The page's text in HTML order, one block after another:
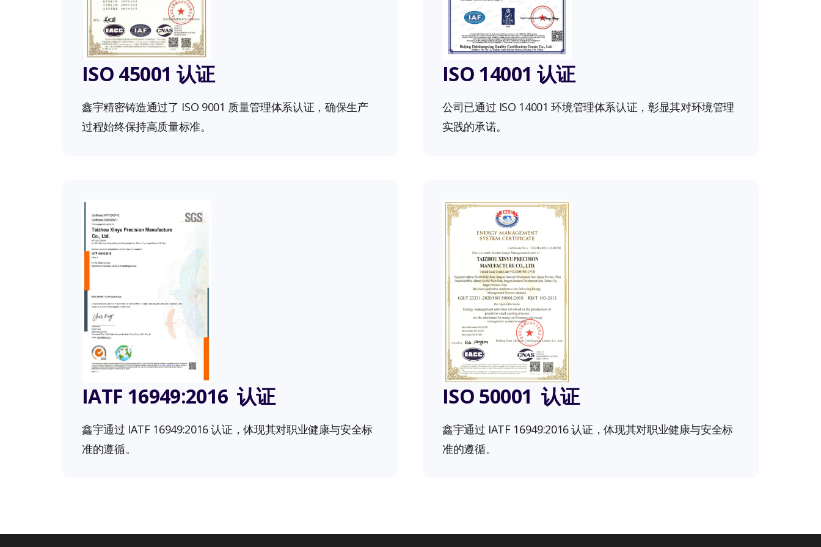
ISO 45001 认证
鑫宇精密铸造通过了 ISO 9001 质量管理体系认证，确保生产
过程始终保持高质量标准。
ISO 14001 认证
公司已通过 ISO 14001 环境管理体系认证，彰显其对环境管理
实践的承诺。
IATF 16949:2016 认证
鑫宇通过 IATF 16949:2016 认证，体现其对职业健康与安全标
准的遵循。
ISO 50001 认证
鑫宇通过 IATF 16949:2016 认证，体现其对职业健康与安全标
准的遵循。